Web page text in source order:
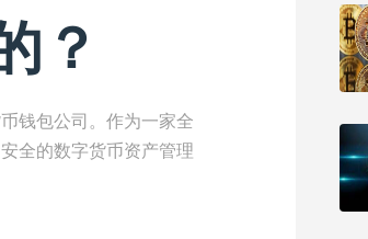
？
钱包公司。作为一家全
全的数字货币资产管理